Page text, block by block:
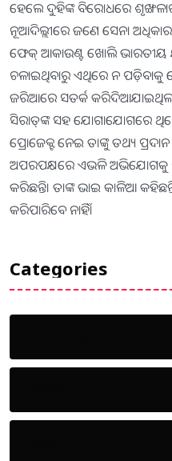
ହେଲେ ଦୁହିଙ୍କ ବିରୋଧରେ
ନୂଆଦିଲ୍ଲୀରେ ଜଣେ ସେନା
ଫେକ୍‌ ଆକାଉଣ୍ଟ ଖୋଲି ଭାରତୀୟ
ଚଳାଇଥିବାରୁ ଏଥିରେ ନ ପଡ଼ିବାକୁ
ଜରିଆରେ ସତର୍କ
ସିରାତ୍‌ଙ୍କ ସହ ଯୋଗାଯୋଗରେ
ପ୍ରୋଜେକ୍ଟ ନେଇ ତାଙ୍କୁ ତଥ୍ୟ
ଅପରପକ୍ଷରେ ଏଭଳି ଅଭିଯୋଗକୁ
କରିଛନ୍ତି। ତାଙ୍କ ଭାଇ କାଳିଆ
କରିପାରିବେ ନାହିଁ।
Categories